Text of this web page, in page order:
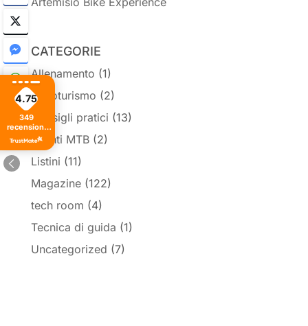
CATEGORIE
Allenamento (1)
Cicloturismo (2)
Consigli pratici (13)
Eventi MTB(2)
Listini (11)
Magazine(122)
tech room (4)
Tecnica di guida (1)
Uncategorized (7)
4.75
349
recensioni
di tutti i